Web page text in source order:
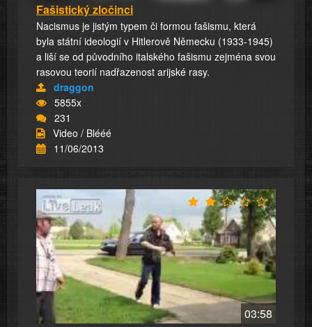
Fašistický zločinci
Nacismus je jistým typem či formou fašismu, která
byla státní ideologií v Hitlerově Německu (1933-1945)
a liší se od původního italského fašismu zejména svou
rasovou teorií nadřazenost arijské rasy.
draggon
5855x
231
Video / Blééé
11/06/2013
03:58